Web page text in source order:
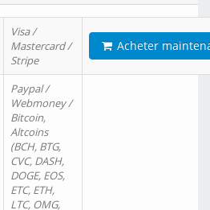
Visa /
Mastercard /
Stripe
Acheter
Paypal /
Webmoney /
Bitcoin,
Altcoins
(BCH, BTG,
CVC, DASH,
DOGE, EOS,
ETC, ETH,
LTC, OMG,